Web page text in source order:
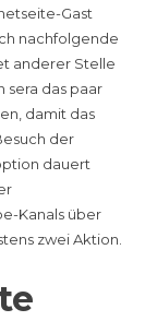
Gast
nachfolgende
anderer Stelle
sera das paar
damit das
der
dauert
Kanals über
zwei Aktion.